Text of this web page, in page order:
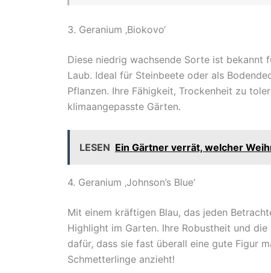
3. Geranium ‚Biokovo‘
Diese niedrig wachsende Sorte ist bekannt
Laub. Ideal für Steinbeete oder als
Pflanzen. Ihre Fähigkeit, Trockenheit zu
klimaangepasste Gärten.
LESEN Ein Gärtner verrät, welcher
4. Geranium ‚Johnson’s Blue‘
Mit einem kräftigen Blau, das jeden
Highlight im Garten. Ihre Robustheit und
dafür, dass sie fast überall eine gute Figur
Schmetterlinge anzieht!